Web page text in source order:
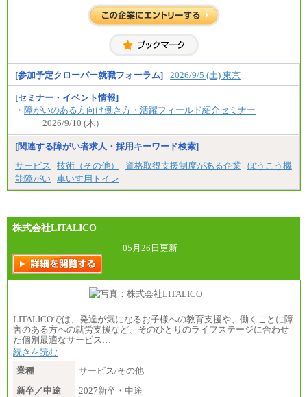
中途：
全職種共通
※居住地、年齢により異なります。
※この他に、該当する場合は各種手当が支給されま
す。
※試用期間中も給与に変更はございません
[参加予定クローバー就職フォーラム] 2026/9/5 (土) 東京
[セミナー・イベント情報]
・ 障がいのある方向け働き方・活躍フィールド紹介セミナー
2026/9/10 (木）
[関連する障がい者求人・採用キーワード検索]
サービス
技術（その他） 資格取得支援制度がある企業
ぼうこう機
能障がい 車いす用トイレ
株式会社LITALICO
05月26日更新
LITALICOでは、発達が気になるお子様への教育支援や、働くことに障
害のある方への就労支援など、そのひとりのライフステージに合わせ
た個別最適なサービス…
続きを読む
業種
サービス/その他
新卒／中途
2027新卒・中途